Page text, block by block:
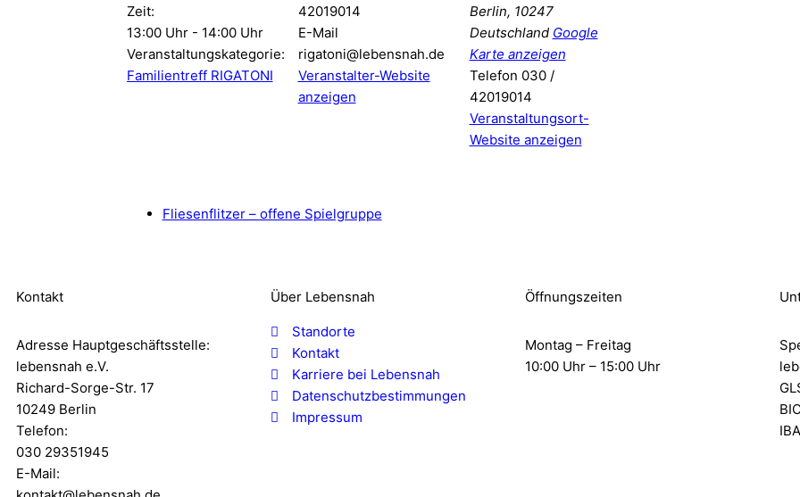
Zeit:
13:00 Uhr - 14:00 Uhr
Veranstaltungskategorie:
Familientreff RIGATONI
42019014
E-Mail
rigatoni@lebensnah.de
Veranstalter-Website
anzeigen
Berlin, 10247
Deutschland Google
Karte anzeigen
Telefon 030 /
42019014
Veranstaltungsort-
Website anzeigen
Fliesenflitzer – offene Spielgruppe
Kontakt
Adresse Hauptgeschäftsstelle:
lebensnah e.V.
Richard-Sorge-Str. 17
10249 Berlin
Telefon:
030 29351945
E-Mail:
Über Lebensnah
Standorte
Kontakt
Karriere bei Lebensnah
Datenschutzbestimmungen
Impressum
Öffnungszeiten
Montag – Freitag
10:00 Uhr – 15:00 Uhr